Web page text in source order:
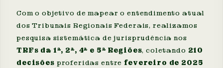
Com o objetivo de mapear o entendimento atual
dos Tribunais Regionais Federais, realizamos
pesquisa sistemática de jurisprudência nos
TRFs da 1ª, 2ª, 4ª e 5ª Regiões, coletando 210
decisões proferidas entrefevereiro de 2025